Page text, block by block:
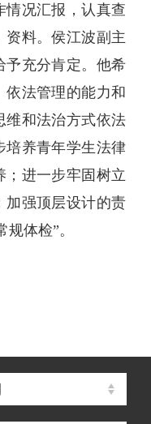
情况汇报，认真查
资料。侯江波副主
予充分肯定。他希
依法管理的能力和
维和法治方式依法
培养青年学生法律
；进一步牢固树立
加强顶层设计的责
体检”。